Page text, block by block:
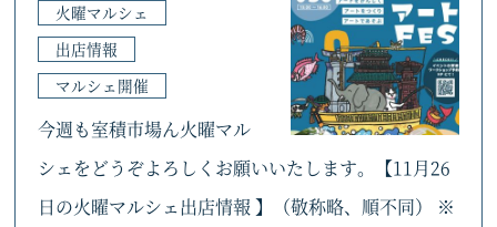
火曜マルシェ
出店情報
マルシェ開催
今週も室積市場ん火曜マル
シェをどうぞよろしくお願いいたします。【11月26
日の火曜マルシェ出店情報 】（敬称略、順不同） ※